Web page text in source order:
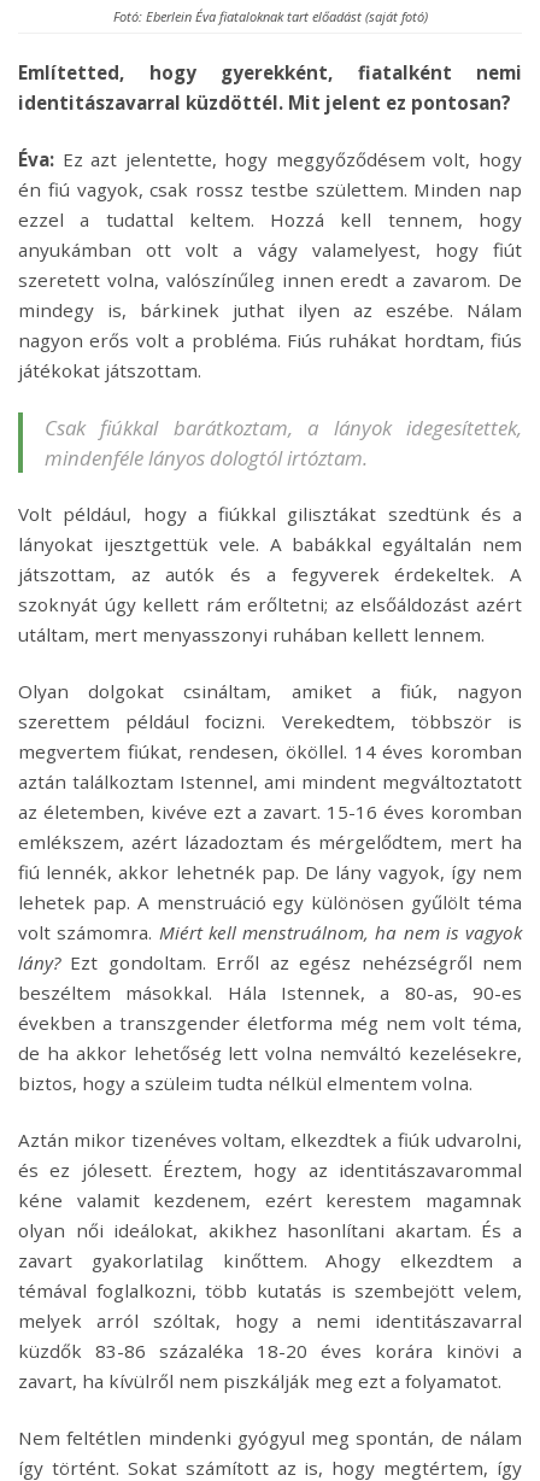
Fotó: Eberlein Éva fiataloknak tart előadást (saját fotó)
Említetted, hogy gyerekként, fiatalként nemi
identitászavarral küzdöttél. Mit jelent ez pontosan?
Éva: Ez azt jelentette, hogy meggyőződésem volt, hogy
én fiú vagyok, csak rossz testbe születtem. Minden nap
ezzel a tudattal keltem. Hozzá kell tennem, hogy
anyukámban ott volt a vágy valamelyest, hogy fiút
szeretett volna, valószínűleg innen eredt a zavarom. De
mindegy is, bárkinek juthat ilyen az eszébe. Nálam
nagyon erős volt a probléma. Fiús ruhákat hordtam, fiús
játékokat játszottam.
Csak fiúkkal barátkoztam, a lányok idegesítettek,
mindenféle lányos dologtól irtóztam.
Volt például, hogy a fiúkkal gilisztákat szedtünk és a
lányokat ijesztgettük vele. A babákkal egyáltalán nem
játszottam, az autók és a fegyverek érdekeltek. A
szoknyát úgy kellett rám erőltetni; az elsőáldozást azért
utáltam, mert menyasszonyi ruhában kellett lennem.
Olyan dolgokat csináltam, amiket a fiúk, nagyon
szerettem például focizni. Verekedtem, többször is
megvertem fiúkat, rendesen, ököllel. 14 éves koromban
aztán találkoztam Istennel, ami mindent megváltoztatott
az életemben, kivéve ezt a zavart. 15-16 éves koromban
emlékszem, azért lázadoztam és mérgelődtem, mert ha
fiú lennék, akkor lehetnék pap. De lány vagyok, így nem
lehetek pap. A menstruáció egy különösen gyűlölt téma
volt számomra. Miért kell menstruálnom, ha nem is vagyok
lány?Ezt gondoltam. Erről az egész nehézségről nem
beszéltem másokkal. Hála Istennek, a 80-as, 90-es
években a transzgender életforma még nem volt téma,
de ha akkor lehetőség lett volna nemváltó kezelésekre,
biztos, hogy a szüleim tudta nélkül elmentem volna.
Aztán mikor tizenéves voltam, elkezdtek a fiúk udvarolni,
és ez jólesett. Éreztem, hogy az identitászavarommal
kéne valamit kezdenem, ezért kerestem magamnak
olyan női ideálokat, akikhez hasonlítani akartam. És a
zavart gyakorlatilag kinőttem. Ahogy elkezdtem a
témával foglalkozni, több kutatás is szembejött velem,
melyek arról szóltak, hogy a nemi identitászavarral
küzdők 83-86 százaléka 18-20 éves korára kinövi a
zavart, ha kívülről nem piszkálják meg ezt a folyamatot.
Nem feltétlen mindenki gyógyul meg spontán, de nálam
így történt. Sokat számított az is, hogy megtértem, így